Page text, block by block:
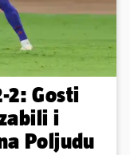
2: Gosti
i
Poljudu